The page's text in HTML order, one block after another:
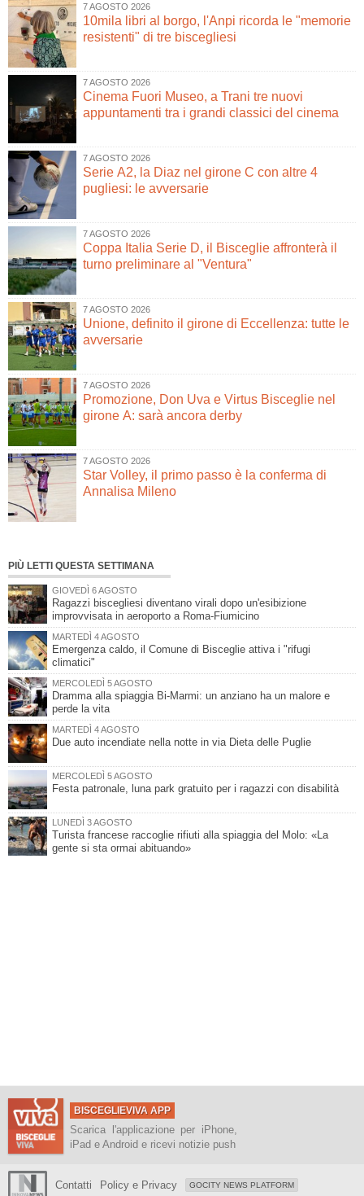
7 AGOSTO 2026
10mila libri al borgo, l'Anpi ricorda le "memorie
resistenti" di tre biscegliesi
7 AGOSTO 2026
Cinema Fuori Museo, a Trani tre nuovi
appuntamenti tra i grandi classici del cinema
7 AGOSTO 2026
Serie A2, la Diaz nel girone C con altre 4
pugliesi: le avversarie
7 AGOSTO 2026
Coppa Italia Serie D, il Bisceglie affronterà il
turno preliminare al "Ventura"
7 AGOSTO 2026
Unione, definito il girone di Eccellenza: tutte le
avversarie
7 AGOSTO 2026
Promozione, Don Uva e Virtus Bisceglie nel
girone A: sarà ancora derby
7 AGOSTO 2026
Star Volley, il primo passo è la conferma di
Annalisa Mileno
PIÙ LETTI QUESTA SETTIMANA
GIOVEDÌ 6 AGOSTO
Ragazzi biscegliesi diventano virali dopo un'esibizione
improvvisata in aeroporto a Roma-Fiumicino
MARTEDÌ 4 AGOSTO
Emergenza caldo, il Comune di Bisceglie attiva i "rifugi
climatici"
MERCOLEDÌ 5 AGOSTO
Dramma alla spiaggia Bi-Marmi: un anziano ha un malore e
perde la vita
MARTEDÌ 4 AGOSTO
Due auto incendiate nella notte in via Dieta delle Puglie
MERCOLEDÌ 5 AGOSTO
Festa patronale, luna park gratuito per i ragazzi con disabilità
LUNEDÌ 3 AGOSTO
Turista francese raccoglie rifiuti alla spiaggia del Molo: «La
gente si sta ormai abituando»
BISCEGLIEVIVA APP
Scarica l'applicazione per iPhone,
iPad e Android e ricevi notizie push
Contatti Policy e Privacy GOCITY NEWS PLATFORM